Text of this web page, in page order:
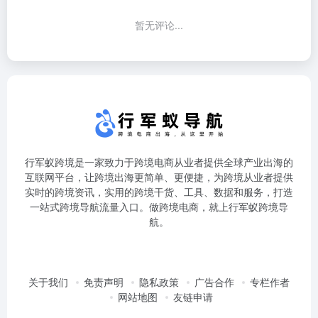
暂无评论...
行军蚁跨境是一家致力于跨境电商从业者提供全球产业出海的
互联网平台，让跨境出海更简单、更便捷，为跨境从业者提供
实时的跨境资讯，实用的跨境干货、工具、数据和服务，打造
一站式跨境导航流量入口。做跨境电商，就上行军蚁跨境导
航。
关于我们 免责声明 隐私政策 广告合作
专栏作者
网站地图
友链申请